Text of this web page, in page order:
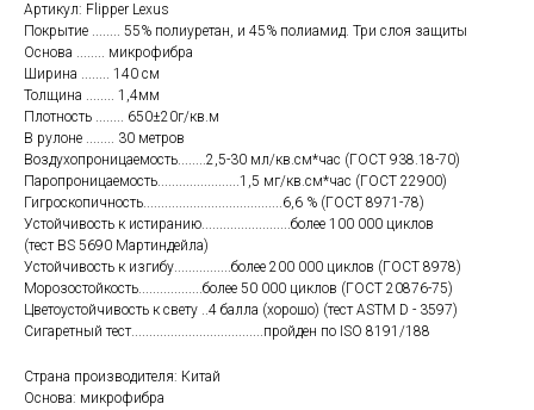
Артикул: Flipper Lexus
Покрытие ........ 55% полиуретан, и 45% полиамид. Три слоя защиты
Основа ........ микрофибра
Ширина ........ 140 см
Толщина ........ 1,4мм
Плотность ........ 650±20г/кв.м
В рулоне ........ 30 метров
Воздухопроницаемость........2,5-30 мл/кв.см*час (ГОСТ 938.18-70)
Паропроницаемость.......................1,5 мг/кв.см*час (ГОСТ 22900)
Гигроскопичность.......................................6,6 % (ГОСТ 8971-78)
Устойчивость к истиранию.........................более 100 000 циклов
(тест BS 5690 Мартиндейла)
Устойчивость к изгибу................более 200 000 циклов (ГОСТ 8978)
Морозостойкость..................более 50 000 циклов (ГОСТ 20876-75)
Цветоустойчивость к свету ..4 балла (хорошо) (тест ASTM D - 3597)
Сигаретный тест.....................................пройден по ISO 8191/188
Страна производителя: Китай
Основа: микрофибра